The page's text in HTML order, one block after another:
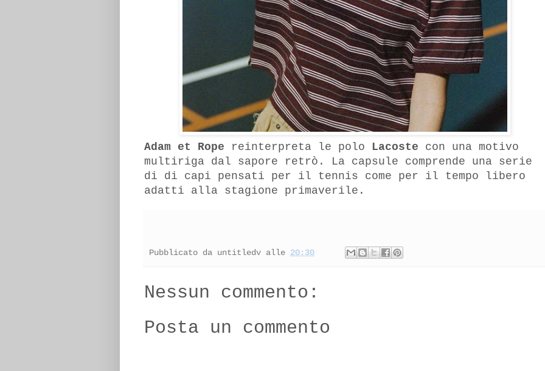
Adam et Rope reinterpreta le polo Lacoste con una motivo
multiriga dal sapore retrò. La capsule comprende una serie
di di capi pensati per il tennis come per il tempo libero
adatti alla stagione primaverile.
Pubblicato da untitledv alle 20:30
Nessun commento:
Posta un commento